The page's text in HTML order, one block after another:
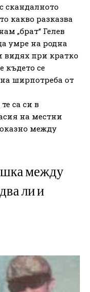
скандалното
какво разказва
„брат“ Гелев
умре на родна
видях при кратко
където се
ширпотреба от
са си в
на местни
между
между
ли и